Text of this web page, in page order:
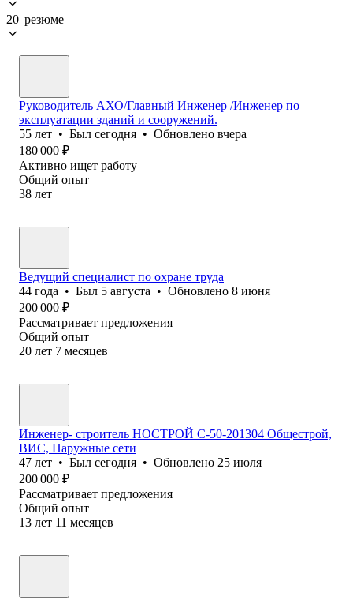
20 резюме
Руководитель АХО/Главный Инженер /Инженер по
эксплуатации зданий и сооружений.
55 лет • Был сегодня • Обновлено вчера
180 000 ₽
Активно ищет работу
Общий опыт
38 лет
Ведущий специалист по охране труда
44 года • Был 5 августа • Обновлено 8 июня
200 000 ₽
Рассматривает предложения
Общий опыт
20 лет 7 месяцев
Инженер- строитель НОСТРОЙ С-50-201304 Общестрой,
ВИС, Наружные сети
47 лет • Был сегодня • Обновлено 25 июля
200 000 ₽
Рассматривает предложения
Общий опыт
13 лет 11 месяцев